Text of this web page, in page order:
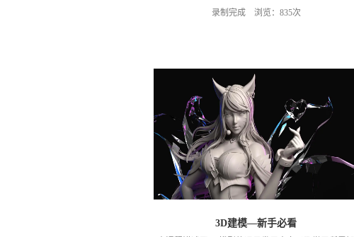
录制完成 浏览：835次
3D建模—新手必看